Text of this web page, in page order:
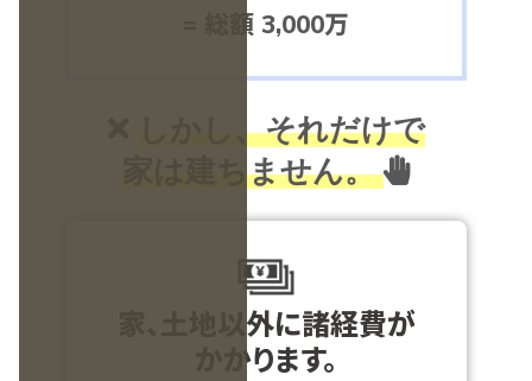
総額 3,000万
しかし、それだけで
家は建ちません。
家、土地以外に諸経費が
かかります。